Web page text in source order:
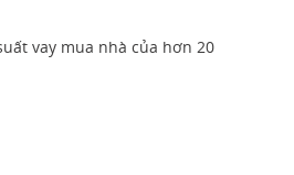
vay mua nhà của hơn 20